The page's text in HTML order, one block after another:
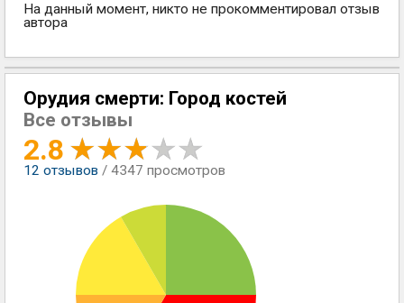
На данный момент, никто не прокомментировал отзыв
автора
Орудия смерти: Город костей
Все отзывы
2.8
12 отзывов / 4347 просмотров